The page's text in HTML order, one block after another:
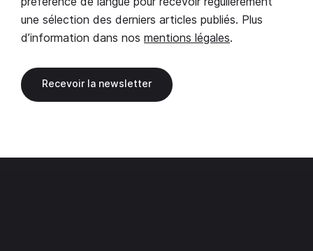
une sélection des derniers articles publiés. Plus
d’information dans nos mentions légales.